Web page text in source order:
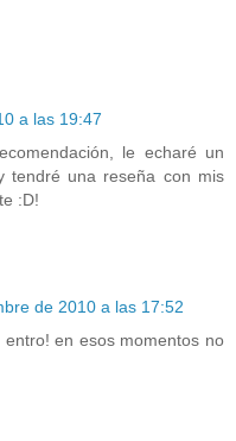
a las 19:47
le echaré un
tendré una reseña con mis
:D!
de 2010 a las 17:52
en esos momentos no